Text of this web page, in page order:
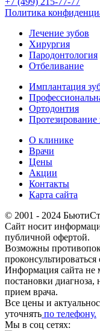
Политика
Лечение зубов
Хирургия
Пародонтология
Отбеливание
Имплантация
Ортодонтия
Протезирование
О клинике
Врачи
Цены
Акции
Контакты
Карта сайта
© 2001 - 2024
Сайт носит
публичной офертой.
Возможны
Информация сайта не
постановки диагноза,
прием врача.
Все цены и
уточнять по телефону.
Мы в соц сетях: